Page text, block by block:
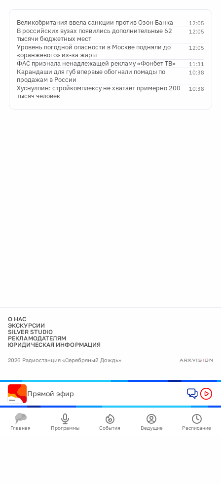
12:05
Великобритания ввела санкции против Озон Банка
12:05
В российских вузах появились дополнительные 62
тысячи бюджетных мест
12:05
Уровень погодной опасности в Москве подняли до
«оранжевого» из-за жары
11:31
ФАС признала ненадлежащей рекламу «Фонбет ТВ»
10:38
Карандаши для губ впервые обогнали помады по
продажам в России
10:38
Хуснуллин: стройкомплексу не хватает примерно 200
тысяч человек
О НАС
ЭКСКУРСИИ
SILVER STUDIO
РЕКЛАМОДАТЕЛЯМ
ЮРИДИЧЕСКАЯ ИНФОРМАЦИЯ
2026 Радиостанция «Серебряный Дождь»
Прямой эфир
Главная Программы События Ведущие Расписание